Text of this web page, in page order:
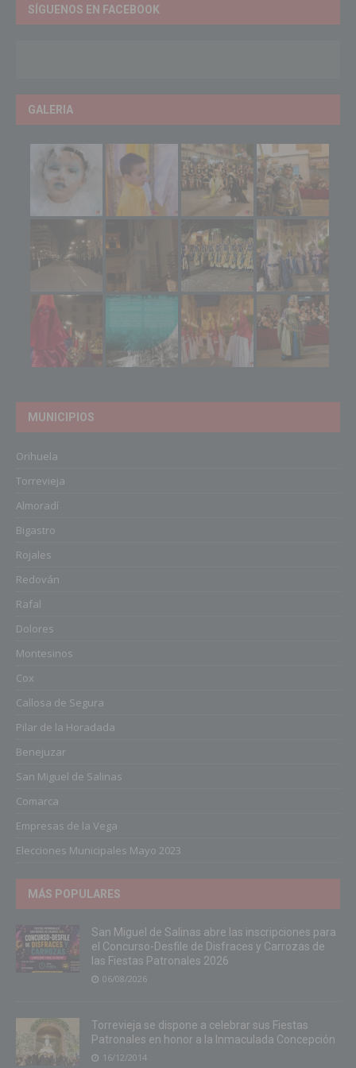
SÍGUENOS EN FACEBOOK
GALERIA
MUNICIPIOS
Orihuela
Torrevieja
Almoradí
Bigastro
Rojales
Redován
Rafal
Dolores
Montesinos
Cox
Callosa de Segura
Pilar de la Horadada
Benejuzar
San Miguel de Salinas
Comarca
Empresas de la Vega
Elecciones Municipales Mayo 2023
MÁS POPULARES
San Miguel de Salinas abre las inscripciones para
el Concurso-Desfile de Disfraces y Carrozas de
las Fiestas Patronales 2026
06/08/2026
Torrevieja se dispone a celebrar sus Fiestas
Patronales en honor a la Inmaculada Concepción
16/12/2014